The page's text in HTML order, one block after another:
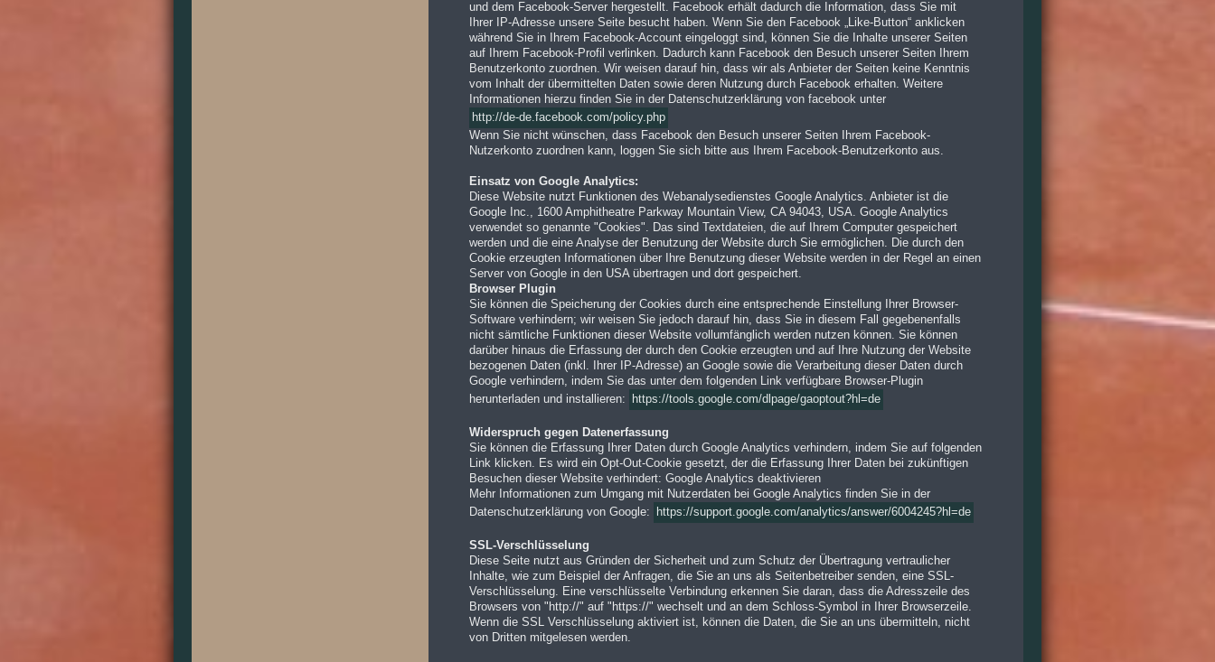
und dem Facebook-Server hergestellt. Facebook erhält dadurch die Information, dass Sie mit
Ihrer IP-Adresse unsere Seite besucht haben. Wenn Sie den Facebook „Like-Button“ anklicken
während Sie in Ihrem Facebook-Account eingeloggt sind, können Sie die Inhalte unserer Seiten
auf Ihrem Facebook-Profil verlinken. Dadurch kann Facebook den Besuch unserer Seiten Ihrem
Benutzerkonto zuordnen. Wir weisen darauf hin, dass wir als Anbieter der Seiten keine Kenntnis
vom Inhalt der übermittelten Daten sowie deren Nutzung durch Facebook erhalten. Weitere
Informationen hierzu finden Sie in der Datenschutzerklärung von facebook unter
http://de-de.facebook.com/policy.php
Wenn Sie nicht wünschen, dass Facebook den Besuch unserer Seiten Ihrem Facebook-
Nutzerkonto zuordnen kann, loggen Sie sich bitte aus Ihrem Facebook-Benutzerkonto aus.
Einsatz von Google Analytics:
Diese Website nutzt Funktionen des Webanalysedienstes Google Analytics. Anbieter ist die
Google Inc., 1600 Amphitheatre Parkway Mountain View, CA 94043, USA. Google Analytics
verwendet so genannte "Cookies". Das sind Textdateien, die auf Ihrem Computer gespeichert
werden und die eine Analyse der Benutzung der Website durch Sie ermöglichen. Die durch den
Cookie erzeugten Informationen über Ihre Benutzung dieser Website werden in der Regel an einen
Server von Google in den USA übertragen und dort gespeichert.
Browser Plugin
Sie können die Speicherung der Cookies durch eine entsprechende Einstellung Ihrer Browser-
Software verhindern; wir weisen Sie jedoch darauf hin, dass Sie in diesem Fall gegebenenfalls
nicht sämtliche Funktionen dieser Website vollumfänglich werden nutzen können. Sie können
darüber hinaus die Erfassung der durch den Cookie erzeugten und auf Ihre Nutzung der Website
bezogenen Daten (inkl. Ihrer IP-Adresse) an Google sowie die Verarbeitung dieser Daten durch
Google verhindern, indem Sie das unter dem folgenden Link verfügbare Browser-Plugin
herunterladen und installieren:
https://tools.google.com/dlpage/gaoptout?hl=de
Widerspruch gegen Datenerfassung
Sie können die Erfassung Ihrer Daten durch Google Analytics verhindern, indem Sie auf folgenden
Link klicken. Es wird ein Opt-Out-Cookie gesetzt, der die Erfassung Ihrer Daten bei zukünftigen
Besuchen dieser Website verhindert: Google Analytics deaktivieren
Mehr Informationen zum Umgang mit Nutzerdaten bei Google Analytics finden Sie in der
Datenschutzerklärung von Google:
https://support.google.com/analytics/answer/6004245?hl=de
SSL-Verschlüsselung
Diese Seite nutzt aus Gründen der Sicherheit und zum Schutz der Übertragung vertraulicher
Inhalte, wie zum Beispiel der Anfragen, die Sie an uns als Seitenbetreiber senden, eine SSL-
Verschlüsselung. Eine verschlüsselte Verbindung erkennen Sie daran, dass die Adresszeile des
Browsers von "http://" auf "https://" wechselt und an dem Schloss-Symbol in Ihrer Browserzeile.
Wenn die SSL Verschlüsselung aktiviert ist, können die Daten, die Sie an uns übermitteln, nicht
von Dritten mitgelesen werden.